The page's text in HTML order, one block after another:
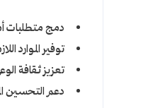
دمج متطلبات
توفير الموارد
تعزيز ثقافة
دعم التحسين